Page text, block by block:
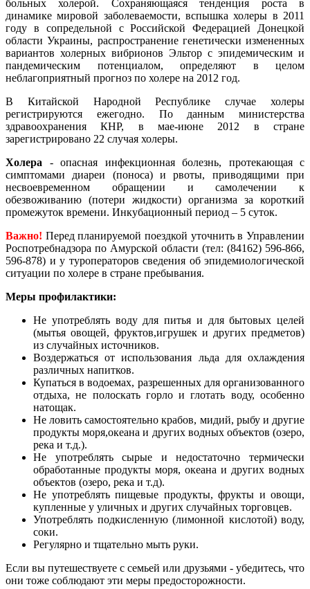
больных холерой. Сохраняющаяся тенденция роста в
динамике мировой заболеваемости, вспышка холеры в 2011
году в сопредельной с Российской Федерацией Донецкой
области Украины, распространение генетически измененных
вариантов холерных вибрионов Эльтор с эпидемическим и
пандемическим потенциалом, определяют в целом
неблагоприятный прогноз по холере на 2012 год.
В Китайской Народной Республике случае холеры
регистрируются ежегодно. По данным министерства
здравоохранения КНР, в мае-июне 2012 в стране
зарегистрировано 22 случая холеры.
Холера - опасная инфекционная болезнь, протекающая с
симптомами диареи (поноса) и рвоты, приводящими при
несвоевременном обращении и самолечении к
обезвоживанию (потери жидкости) организма за короткий
промежуток времени. Инкубационный период – 5 суток.
Важно! Перед планируемой поездкой уточнить в Управлении
Роспотребнадзора по Амурской области (тел: (84162) 596-866,
596-878) и у туроператоров сведения об эпидемиологической
ситуации по холере в стране пребывания.
Меры профилактики:
Не употреблять воду для питья и для бытовых целей
(мытья овощей, фруктов,игрушек и других предметов)
из случайных источников.
Воздержаться от использования льда для охлаждения
различных напитков.
Купаться в водоемах, разрешенных для организованного
отдыха, не полоскать горло и глотать воду, особенно
натощак.
Не ловить самостоятельно крабов, мидий, рыбу и другие
продукты моря,океана и других водных объектов (озеро,
река и т.д.).
Не употреблять сырые и недостаточно термически
обработанные продукты моря, океана и других водных
объектов (озеро, река и т.д).
Не употреблять пищевые продукты, фрукты и овощи,
купленные у уличных и других случайных торговцев.
Употреблять подкисленную (лимонной кислотой) воду,
соки.
Регулярно и тщательно мыть руки.
Если вы путешествуете с семьей или друзьями - убедитесь, что
они тоже соблюдают эти меры предосторожности.